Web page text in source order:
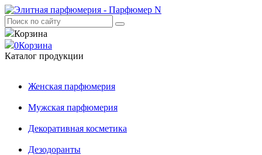
Корзина
0Корзина
Каталог продукции
Женская парфюмерия
Мужская парфюмерия
Декоративная косметика
Дезодоранты